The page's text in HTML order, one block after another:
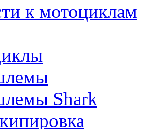
к мотоциклам
Shark